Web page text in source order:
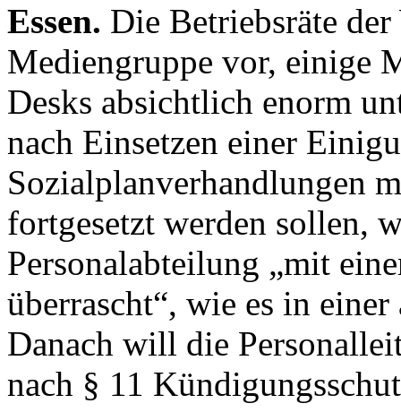
Essen. Die Betriebsräte
Mediengruppe vor, einige
Desks absichtlich enorm
nach Einsetzen einer
Sozialplanverhandlungen
fortgesetzt werden sollen,
Personalabteilung „mit
überrascht“, wie es in
Danach will die
nach § 11